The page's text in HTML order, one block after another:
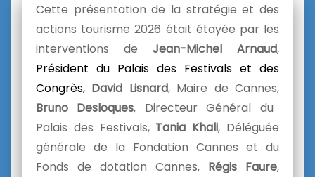
Cette présentation de la stratégie et des
actions tourisme 2026 était étayée par les
interventions de Jean-Michel Arnaud,
Président du Palais des Festivals et des
Congrès, David Lisnard, Maire de Cannes,
Bruno Desloques, Directeur Général du
Palais des Festivals, Tania Khali, Déléguée
générale de la Fondation Cannes et du
Fonds de dotation Cannes, Régis Faure,